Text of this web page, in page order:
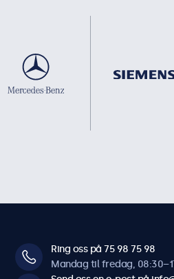
Ring oss på 75 98 75 98
Mandag til fredag,